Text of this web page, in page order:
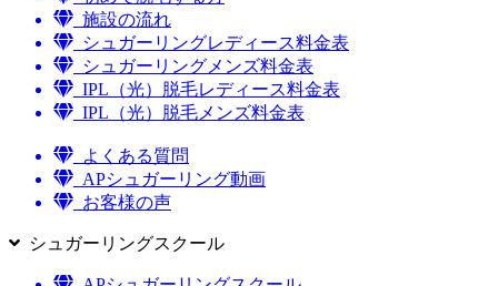
施設の流れ
シュガーリングレディース料金表
シュガーリングメンズ料金表
IPL（光）脱毛レディース料金表
IPL（光）脱毛メンズ料金表
よくある質問
APシュガーリング動画
お客様の声
シュガーリングスクール